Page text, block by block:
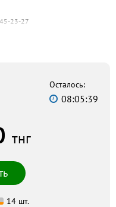
23-27
56-90-94
при оформлении
партии.
Осталось:
08:05:38
тнг
14 шт.